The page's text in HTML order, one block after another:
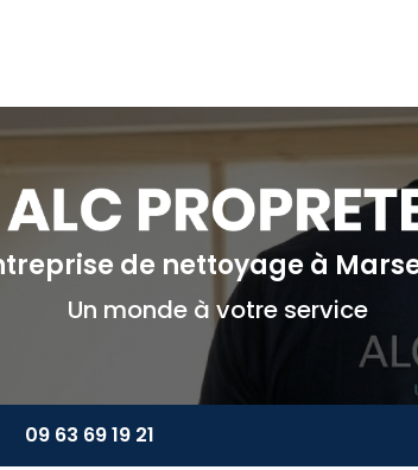
de nettoyageà
Un monde à votre service
09 63 69 19 21